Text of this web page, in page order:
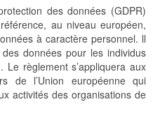
des données (GDPR)
au niveau européen,
à caractère personnel. ll
données pour les individus
Le règlement s’appliquera aux
de l’Union européenne qui
activités des organisations de